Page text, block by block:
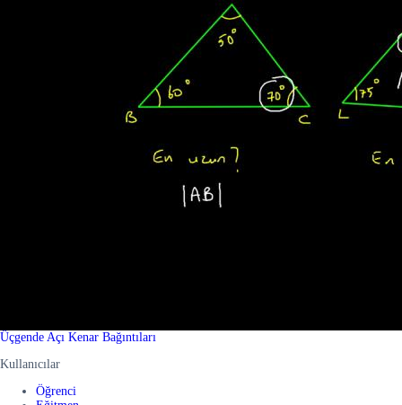
Üçgende Açı Kenar Bağıntıları
Kullanıcılar
Öğrenci